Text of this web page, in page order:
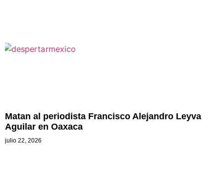
Matan al periodista Francisco Alejandro Leyva
Aguilar en Oaxaca
julio 22, 2026